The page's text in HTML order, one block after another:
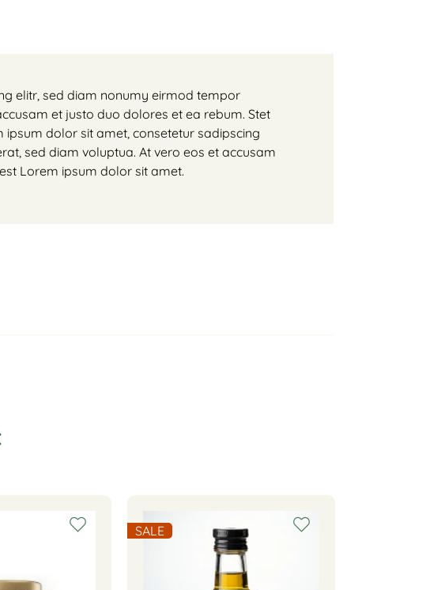
elitr, sed diam nonumy eirmod tempor
et justo duo dolores et ea rebum. Stet
dolor sit amet, consetetur sadipscing
sed diam voluptua. At vero eos et accusam
Lorem ipsum dolor sit amet.
SALE